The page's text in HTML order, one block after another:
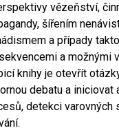
vězeňství,
šířením
a případy
a možnými
knihy je otevřít
debatu a
detekci varovných